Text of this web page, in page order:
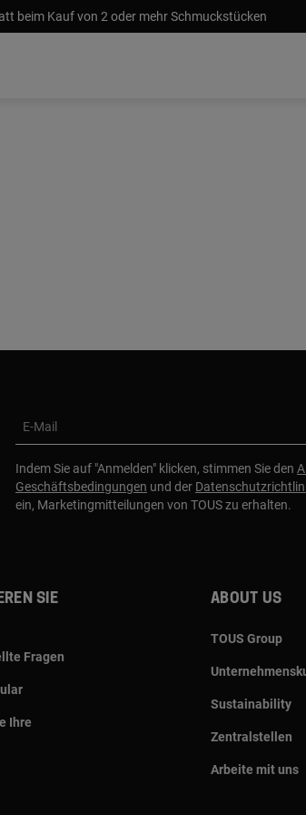
beim Kauf von 2 oder mehr Schmuckstücken
E-Mail
Indem Sie auf "Anmelden" klicken, stimmen Sie den
Geschäftsbedingungen und der
ein, Marketingmitteilungen von TOUS zu erhalten.
sie
Fragen
Ihre
About us
TOUS Group
Sustainability
Zentralstellen
Arbeite mit uns